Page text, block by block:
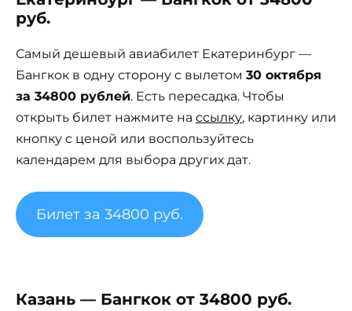
руб.
Самый дешевый авиабилет Екатеринбург —
Бангкок в одну сторону с вылетом 30 октября
за 34800 рублей. Есть пересадка. Чтобы
открыть билет нажмите на ссылку, картинку или
кнопку с ценой или воспользуйтесь
календарем для выбора других дат.
Билет за 34800 руб.
Казань — Бангкок от 34800 руб.